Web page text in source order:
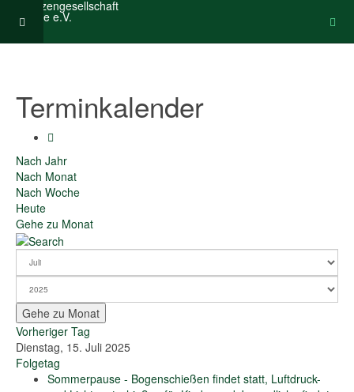
Terminkalender
Nach Jahr
Nach Monat
Nach Woche
Heute
Gehe zu Monat
Gehe zu Monat
Vorheriger Tag
Dienstag, 15. Juli 2025
Folgetag
Sommerpause - Bogenschießen findet statt, Luftdruck-